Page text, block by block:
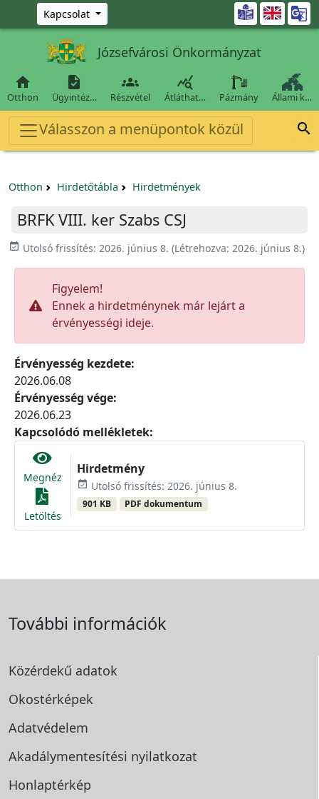
Ugrás a fő tartalomra
Kapcsolat 
Józsefvárosi Önkormányzat

Otthon

Ügyintéz…

Részvétel

Átláthat… Pázmány Állami k…
Válasszon a menüpontok közül 
Otthon Hirdetőtábla Hirdetmények
BRFK VIII. ker Szabs CSJ
event_available Utolsó frissítés: 2026. június 8. (Létrehozva: 2026. június 8.)
Figyelem!
Ennek a hirdetménynek már lejárt a
érvényességi ideje.
Érvényesség kezdete:
2026.06.08
Érvényesség vége:
2026.06.23
Kapcsolódó mellékletek:
Megnéz
Letöltés
Hirdetmény
event_available Utolsó frissítés: 2026. június 8.
901 KB PDF dokumentum
További információk
Közérdekű adatok
Okostérképek
Adatvédelem
Akadálymentesítési nyilatkozat
Honlaptérkép